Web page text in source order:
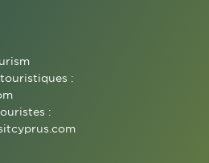
:
: